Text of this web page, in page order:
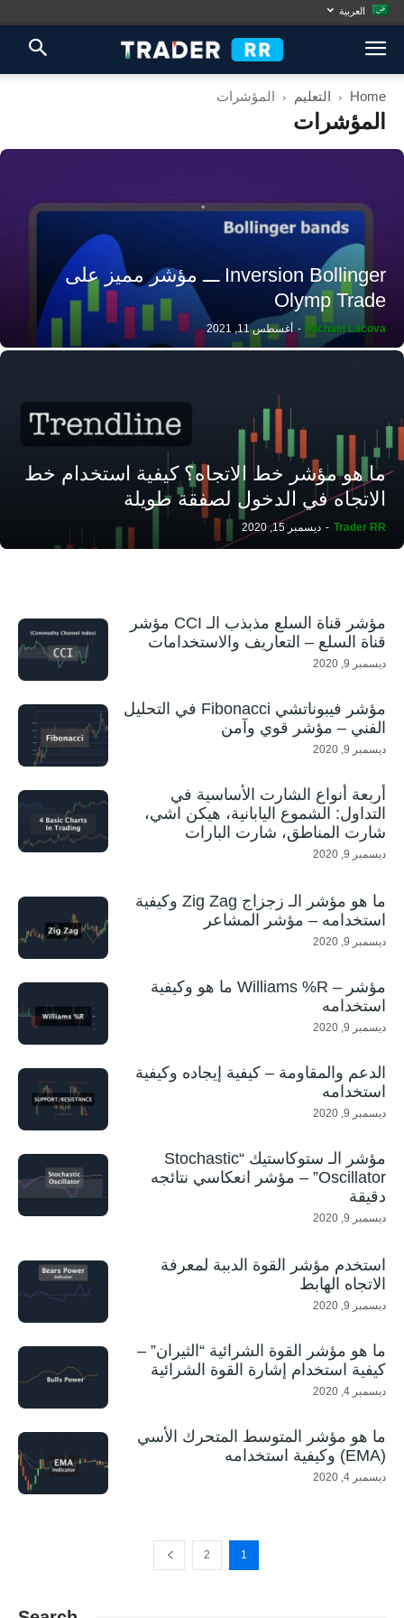
العربية
Home التعليم المؤشرات
المؤشرات
Inversion Bollinger ـــ مؤشر مميز على
Olymp Trade
Michael Lacova
- أغسطس 11, 2021
ما هو مؤشر خط الاتجاه؟ كيفية استخدام خط
الاتجاه في الدخول لصفقة طويلة
Trader RR
- ديسمبر 15, 2020
مؤشر قناة السلع مذبذب الـ CCI مؤشر
قناة السلع – التعاريف والاستخدامات
ديسمبر 9, 2020
مؤشر فيبوناتشي Fibonacci في التحليل
الفني – مؤشر قوي وآمن
ديسمبر 9, 2020
أربعة أنواع الشارت الأساسية في
التداول: الشموع اليابانية، هيكن اشي،
شارت المناطق، شارت البارات
ديسمبر 9, 2020
ما هو مؤشر الـ زجزاج Zig Zag وكيفية
استخدامه – مؤشر المشاعر
ديسمبر 9, 2020
مؤشر – Williams %R ما هو وكيفية
استخدامه
ديسمبر 9, 2020
الدعم والمقاومة – كيفية إيجاده وكيفية
استخدامه
ديسمبر 9, 2020
مؤشر الـ ستوكاستيك “Stochastic
Oscillator” – مؤشر انعكاسي نتائجه
دقيقة
ديسمبر 9, 2020
استخدم مؤشر القوة الدببة لمعرفة
الاتجاه الهابط
ديسمبر 9, 2020
ما هو مؤشر القوة الشرائية “الثيران” –
كيفية استخدام إشارة القوة الشرائية
ديسمبر 4, 2020
ما هو مؤشر المتوسط المتحرك الأسي
(EMA) وكيفية استخدامه
ديسمبر 4, 2020
1
2